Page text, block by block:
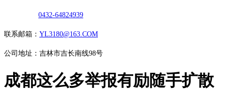
0432-64824939
联系邮箱： YL3180@163.COM
公司地址：吉林市吉长南线98号
成都这么多举报有励随手扩散